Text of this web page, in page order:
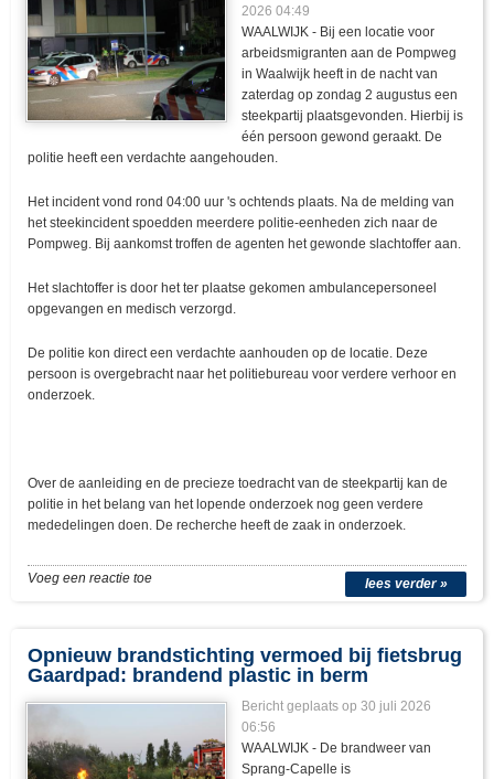
2026 04:49
WAALWIJK - Bij een locatie voor
arbeidsmigranten aan de Pompweg
in Waalwijk heeft in de nacht van
zaterdag op zondag 2 augustus een
steekpartij plaatsgevonden. Hierbij is
één persoon gewond geraakt. De
politie heeft een verdachte aangehouden.
Het incident vond rond 04:00 uur 's ochtends plaats. Na de melding van
het steekincident spoedden meerdere politie-eenheden zich naar de
Pompweg. Bij aankomst troffen de agenten het gewonde slachtoffer aan.
Het slachtoffer is door het ter plaatse gekomen ambulancepersoneel
opgevangen en medisch verzorgd.
De politie kon direct een verdachte aanhouden op de locatie. Deze
persoon is overgebracht naar het politiebureau voor verdere verhoor en
onderzoek.
Over de aanleiding en de precieze toedracht van de steekpartij kan de
politie in het belang van het lopende onderzoek nog geen verdere
mededelingen doen. De recherche heeft de zaak in onderzoek.
lees verder »
Voeg een reactie toe
Opnieuw brandstichting vermoed bij fietsbrug
Gaardpad: brandend plastic in berm
Bericht geplaats op 30 juli 2026
06:56
WAALWIJK - De brandweer van
Sprang-Capelle is